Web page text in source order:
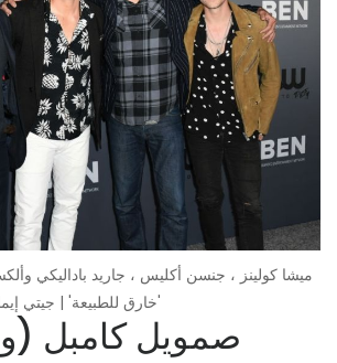
ميشا كولينز ، جنسن أكليس ، جاريد باداليكي
'خارق للطبيعة' | جيتي
صمويل كامبل